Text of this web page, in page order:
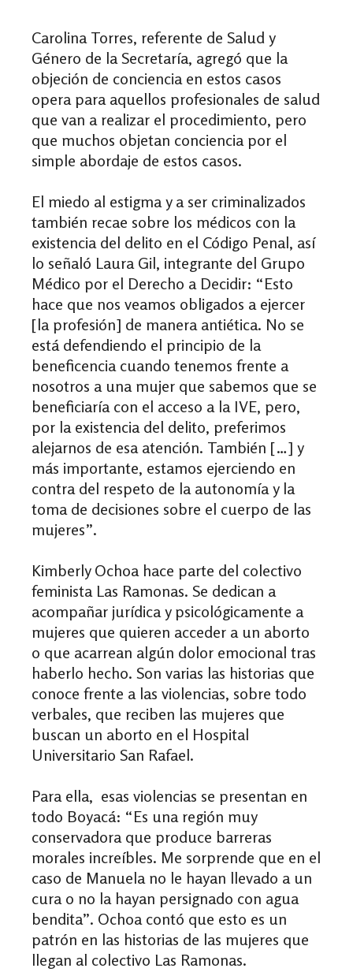
Carolina Torres, referente de Salud y
Género de la Secretaría, agregó que la
objeción de conciencia en estos casos
opera para aquellos profesionales de salud
que van a realizar el procedimiento, pero
que muchos objetan conciencia por el
simple abordaje de estos casos.
El miedo al estigma y a ser criminalizados
también recae sobre los médicos con la
existencia del delito en el Código Penal, así
lo señaló Laura Gil, integrante del Grupo
Médico por el Derecho a Decidir: “Esto
hace que nos veamos obligados a ejercer
[la profesión] de manera antiética. No se
está defendiendo el principio de la
beneficencia cuando tenemos frente a
nosotros a una mujer que sabemos que se
beneficiaría con el acceso a la IVE, pero,
por la existencia del delito, preferimos
alejarnos de esa atención. También […] y
más importante, estamos ejerciendo en
contra del respeto de la autonomía y la
toma de decisiones sobre el cuerpo de las
mujeres”.
Kimberly Ochoa hace parte del colectivo
feminista Las Ramonas. Se dedican a
acompañar jurídica y psicológicamente a
mujeres que quieren acceder a un aborto
o que acarrean algún dolor emocional tras
haberlo hecho. Son varias las historias que
conoce frente a las violencias, sobre todo
verbales, que reciben las mujeres que
buscan un aborto en el Hospital
Universitario San Rafael.
Para ella, esas violencias se presentan en
todo Boyacá: “Es una región muy
conservadora que produce barreras
morales increíbles. Me sorprende que en el
caso de Manuela no le hayan llevado a un
cura o no la hayan persignado con agua
bendita”. Ochoa contó que esto es un
patrón en las historias de las mujeres que
llegan al colectivo Las Ramonas.